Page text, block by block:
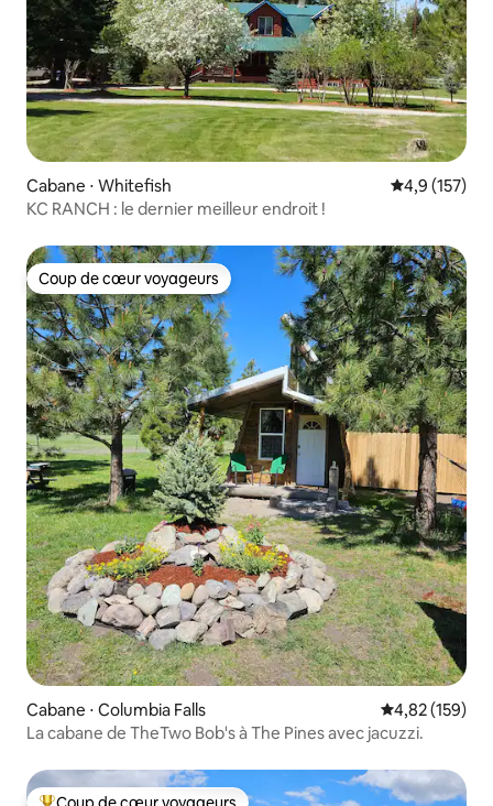
Cabane ⋅ Whitefish Évaluation
4,9 (157)
KC RANCH : le dernier meilleur endroit !
Coup de cœur voyageurs
Coup de cœur voyageurs
Cabane ⋅ Columbia Falls Évaluation
4,82 (159)
La cabane de TheTwo Bob's à The Pines avec jacuzzi.